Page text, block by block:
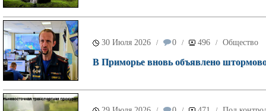
30 Июля 2026 / 0 / 496 / Общество
В Приморье вновь объявлено